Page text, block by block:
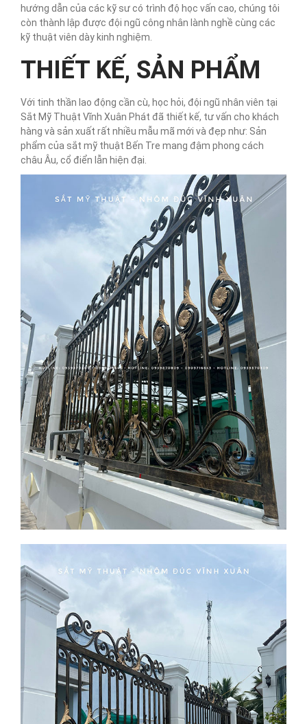
hướng dẫn của các kỹ sư có trình độ học vấn cao, chúng tôi
còn thành lập được đội ngũ công nhân lành nghề cùng các
kỹ thuật viên dày kinh nghiệm.
THIẾT KẾ, SẢN PHẨM
Với tinh thần lao động cần cù, học hỏi, đội ngũ nhân viên tại
Sắt Mỹ Thuật Vĩnh Xuân Phát đã thiết kế, tư vấn cho khách
hàng và sản xuất rất nhiều mẫu mã mới và đẹp như: Sản
phẩm của sắt mỹ thuật Bến Tre mang đậm phong cách
châu Âu, cổ điển lẫn hiện đại.